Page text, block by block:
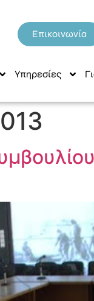
Επικοινωνία
Υπηρεσίες